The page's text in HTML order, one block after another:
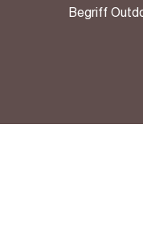
Begriff